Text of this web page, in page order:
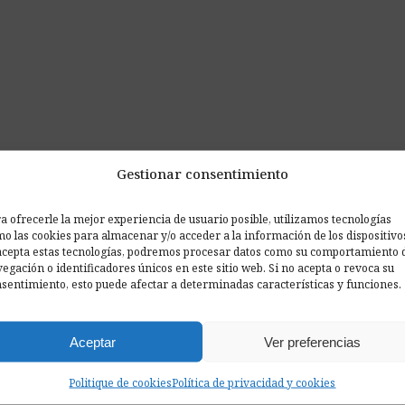
Gestionar consentimiento
ofrecerle la mejor experiencia de usuario posible, utilizamos tecnologías
las cookies para almacenar y/o acceder a la información de los
estas tecnologías, podremos procesar datos como su comportamiento
o identificadores únicos en este sitio web. Si no acepta o revoca su
esto puede afectar a determinadas características y funciones.
Aceptar Ver preferencias
Politique de cookiesPolítica de privacidad y cookies